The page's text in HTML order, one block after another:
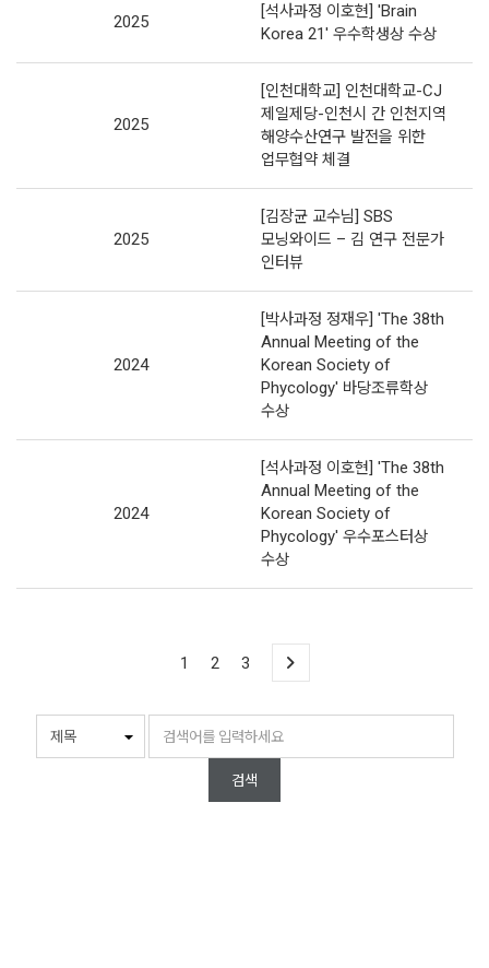
2025
[석사과정 이호현] 'Brain
Korea 21' 우수학생상 수상
2025
[인천대학교] 인천대학교-CJ
제일제당-인천시 간 인천지역
해양수산연구 발전을 위한
업무협약 체결
2025
[김장균 교수님] SBS
모닝와이드 – 김 연구 전문가
인터뷰
2024
[박사과정 정재우] 'The 38th
Annual Meeting of the
Korean Society of
Phycology' 바당조류학상
수상
2024
[석사과정 이호현] 'The 38th
Annual Meeting of the
Korean Society of
Phycology' 우수포스터상
수상
1 2 3
검색